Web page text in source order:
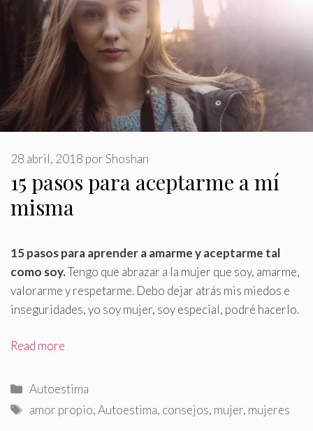
15 pasos para aceptarme a mí
misma
28 abril, 2018 porShoshan
15 pasos para aprender a amarme y aceptarme tal
como soy.Tengo que abrazar a la mujer que soy, amarme,
valorarme y respetarme. Debo dejar atrás mis miedos e
inseguridades, yo soy mujer, soy especial, podré hacerlo.
Read more
Categorías
Autoestima
Etiquetas
amor propio,Autoestima, consejos, mujer, mujeres